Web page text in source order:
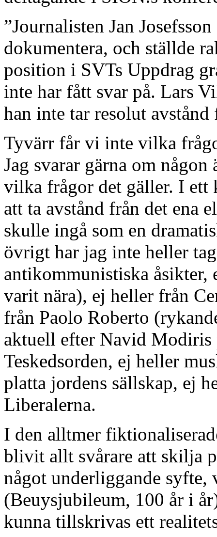
”Journalisten Jan
dokumentera, och ställde
position i SVTs Uppdrag
inte har fått svar på. Lars
han inte tar resolut
Tyvärr får vi inte vilka
Jag svarar gärna om
vilka frågor det gäller. I ett
att ta avstånd från det ena
skulle ingå som en
övrigt har jag inte heller
antikommunistiska åsikter,
varit nära), ej heller från
från Paolo Roberto
aktuell efter Navid
Teskedsorden, ej heller
platta jordens sällskap, ej
Liberalerna.
I den alltmer
blivit allt svårare att skilja
något underliggande syfte,
(Beuysjubileum, 100 år i
kunna tillskrivas ett